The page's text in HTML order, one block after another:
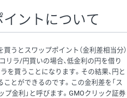
ントについて
うとスワップポイント（金利差相当分）
リラ/円買いの場合、低金利の円を借り
を買うことになります。その結果、円と
とができるのです。この金利差を「ス
プ金利」と呼びます。GMOクリック証券